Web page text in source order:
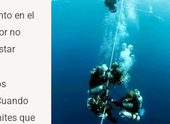
en el
no
que